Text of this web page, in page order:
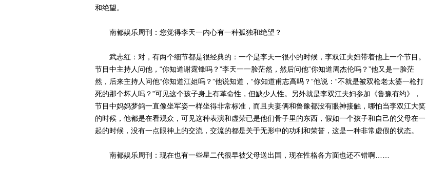
和绝望。
南都娱乐周刊：您觉得李天一内心有一种孤独和绝望？
武志红：对，有两个细节都是很经典的：一个是李天一很小的时候，李双江夫妇带着他上一个节目。
节目中主持人问他，“你知道谢霆锋吗？”李天一一脸茫然，然后问他“你知道周杰伦吗？”他又是一脸茫
然，后来主持人问他“你知道江姐吗？”他说知道，“你知道甫志高吗？”他说：“不就是被双枪老太婆一枪打
死的那个坏人吗？”可见这个孩子身上有革命性，但缺少人性。另外就是李双江夫妇参加《鲁豫有约》，
节目中妈妈梦鸽一直像坐军姿一样坐得非常标准，而且夫妻俩和鲁豫都没有眼神接触，哪怕当李双江大笑
的时候，他都是在看观众，可见这种表演和虚荣已是他们骨子里的东西，假如一个孩子和自己的父母在一
起的时候，没有一点眼神上的交流，交流的都是关于无形中的功利和荣誉，这是一种非常虚假的状态。
南都娱乐周刊：现在也有一些星二代很早被父母送出国，现在性格各方面也还不错啊……